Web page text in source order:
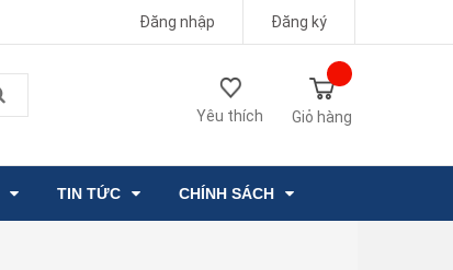
Đăng nhập Đăng ký
Yêu thích Giỏ hàng
TIN TỨC CHÍNH SÁCH